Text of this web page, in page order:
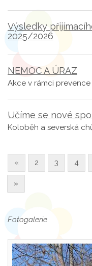
Výsledky
2025/2026
NEMOC A ÚRAZ
Akce v rámci
Učíme se nové
Koloběh a severská
« 2 3 4
»
Fotogalerie